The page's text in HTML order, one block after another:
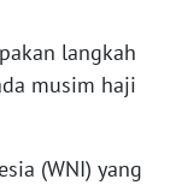
langkah
musim haji
(WNI) yang